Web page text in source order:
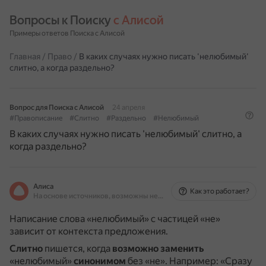
Вопросы к Поиску с Алисой
Примеры ответов Поиска с Алисой
Главная / Право / В каких случаях нужно писать 'нелюбимый'
слитно, а когда раздельно?
Вопрос для Поиска с Алисой
24 апреля
#Правописание
#Слитно #Раздельно #Нелюбимый
В каких случаях нужно писать 'нелюбимый' слитно, а
когда раздельно?
Алиса
На основе источников, возможны неточности
Как это работает?
Написание слова «нелюбимый» с частицей «не»
зависит от контекста предложения.
Слитно пишется, когда возможно заменить
«нелюбимый» синонимом без «не». Например: «Сразу